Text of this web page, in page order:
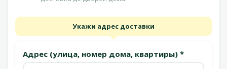
Укажи адрес доставки
Адрес (улица, номер дома, квартиры) *